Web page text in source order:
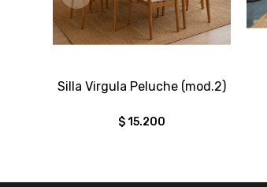
Silla Virgula Peluche (mod.2)
$15.200